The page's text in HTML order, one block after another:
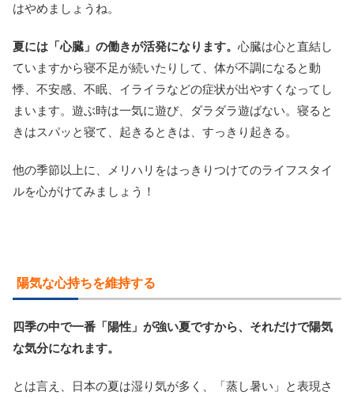
はやめましょうね。
夏には「心臓」の働きが活発になります。 心臓は心と直結し
ていますから寝不足が続いたりして、体が不調になると動
悸、不安感、不眠、イライラなどの症状が出やすくなってし
まいます。遊ぶ時は一気に遊び、ダラダラ遊ばない。寝ると
きはスパッと寝て、起きるときは、すっきり起きる。
他の季節以上に、メリハリをはっきりつけてのライフスタイ
ルを心がけてみましょう！
陽気な心持ちを維持する
四季の中で一番「陽性」が強い夏ですから、それだけで陽気
な気分になれます。
とは言え、日本の夏は湿り気が多く、「蒸し暑い」と表現さ